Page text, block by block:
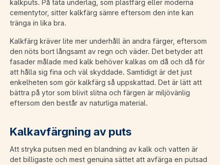
kalkputs. På täta underlag, som plastfärg eller moderna
cementytor, sitter kalkfärg sämre eftersom den inte kan
tränga in lika bra.
Kalkfärg kräver lite mer underhåll än andra färger, eftersom
den nöts bort långsamt av regn och väder. Det betyder att
fasader målade med kalk behöver kalkas om då och då för
att hålla sig fina och väl skyddade. Samtidigt är det just
enkelheten som gör kalkfärg så uppskattad. Det är lätt att
bättra på ytor som blivit slitna och färgen är miljövänlig
eftersom den består av naturliga material.
Kalkavfärgning av puts
Att stryka putsen med en blandning av kalk och vatten är
det billigaste och mest genuina sättet att avfärga en putsad